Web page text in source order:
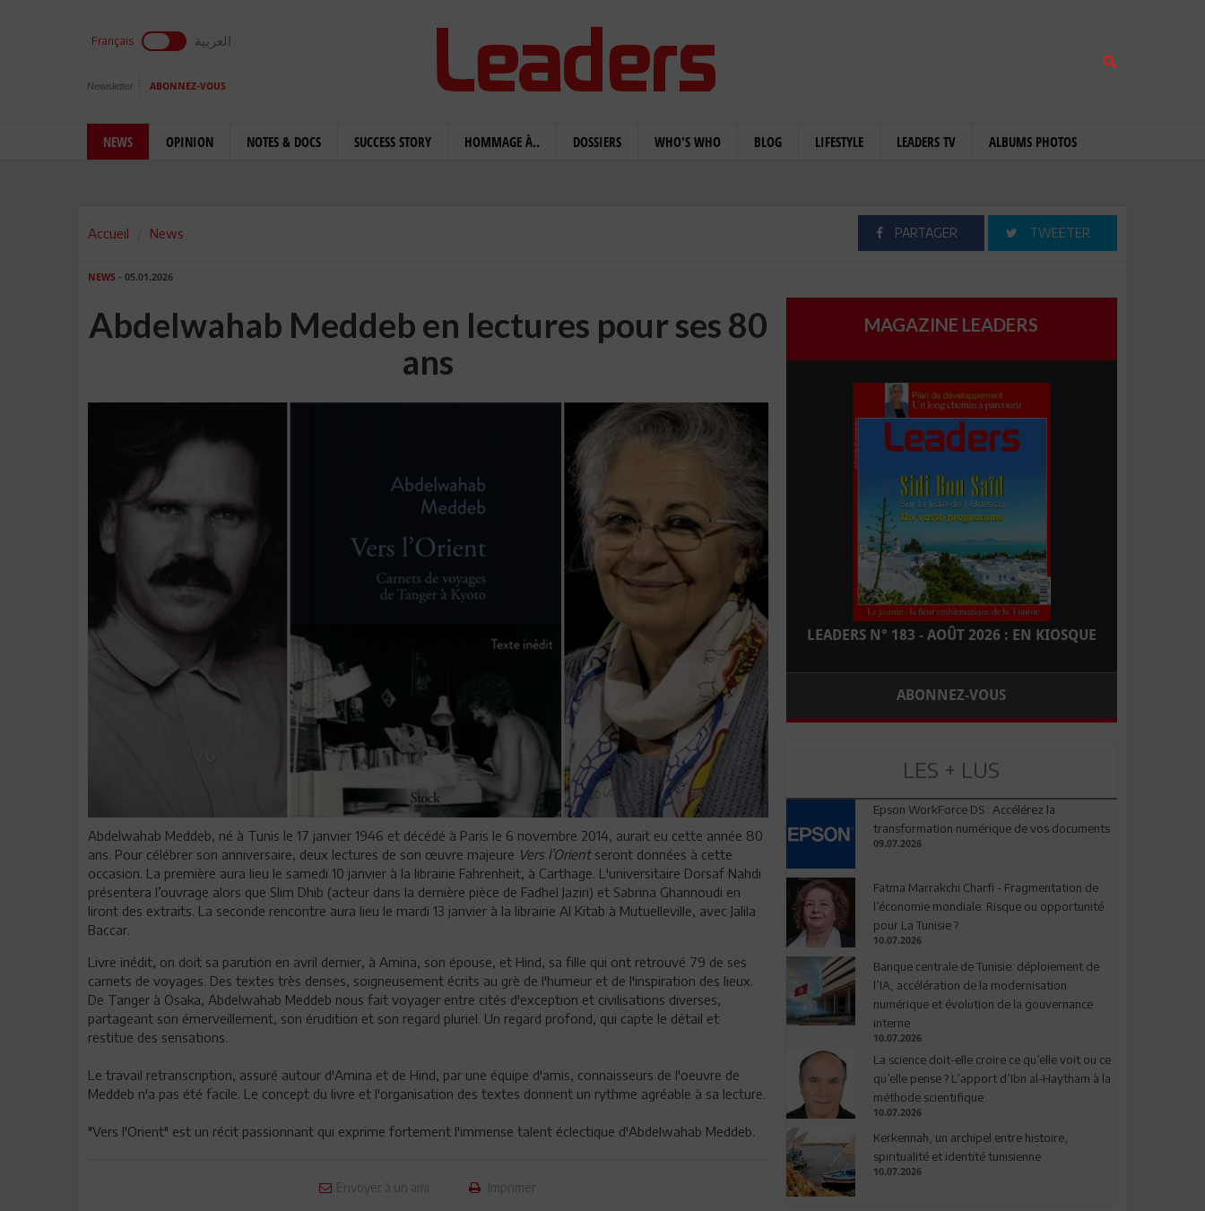
Français العربية
Newsletter ABONNEZ-VOUS
NEWS OPINION NOTES & DOCS SUCCESS STORY HOMMAGE À.. DOSSIERS WHO'S WHO BLOG LIFESTYLE LEADERS TV ALBUMS PHOTOS
Accueil News PARTAGER TWEETER
NEWS - 05.01.2026
Abdelwahab Meddeb en lectures pour ses 80
ans
Abdelwahab Meddeb, né à Tunis le 17 janvier 1946 et décédé à Paris le 6 novembre 2014, aurait eu cette année 80
ans. Pour célébrer son anniversaire, deux lectures de son œuvre majeure Vers l’Orientseront données à cette
occasion. La première aura lieu le samedi 10 janvier à la librairie Fahrenheit, à Carthage. L'universitaire Dorsaf Nahdi
présentera l’ouvrage alors que Slim Dhib (acteur dans la dernière pièce de Fadhel Jaziri) et Sabrina Ghannoudi en
liront des extraits. La seconde rencontre aura lieu le mardi 13 janvier à la librairie Al Kitab à Mutuelleville, avec Jalila
Baccar.
Livre inédit, on doit sa parution en avril dernier, à Amina, son épouse, et Hind, sa fille qui ont retrouvé 79 de ses
carnets de voyages. Des textes très denses, soigneusement écrits au grè de l'humeur et de l'inspiration des lieux.
De Tanger à Osaka, Abdelwahab Meddeb nous fait voyager entre cités d'exception et civilisations diverses,
partageant son émerveillement, son érudition et son regard pluriel. Un regard profond, qui capte le détail et
restitue des sensations.
Le travail retranscription, assuré autour d'Amina et de Hind, par une équipe d'amis, connaisseurs de l'oeuvre de
Meddeb n'a pas été facile. Le concept du livre et l'organisation des textes donnent un rythme agréable à sa lecture.
"Vers l'Orient" est un récit passionnant qui exprime fortement l'immense talent éclectique d'Abdelwahab Meddeb.
Envoyer à un ami Imprimer
MAGAZINE LEADERS
LEADERS N° 183 - AOÛT 2026 : EN KIOSQUE
ABONNEZ-VOUS
LES + LUS
Epson WorkForce DS : Accélérez la
transformation numérique de vos documents
09.07.2026
Fatma Marrakchi Charfi - Fragmentation de
l’économie mondiale: Risque ou opportunité
pour La Tunisie ?
10.07.2026
Banque centrale de Tunisie: déploiement de
l’IA, accélération de la modernisation
numérique et évolution de la gouvernance
interne
10.07.2026
La science doit-elle croire ce qu’elle voit ou ce
qu’elle pense ? L’apport d’Ibn al-Haytham à la
méthode scientifique
10.07.2026
Kerkennah, un archipel entre histoire,
spiritualité et identité tunisienne
10.07.2026